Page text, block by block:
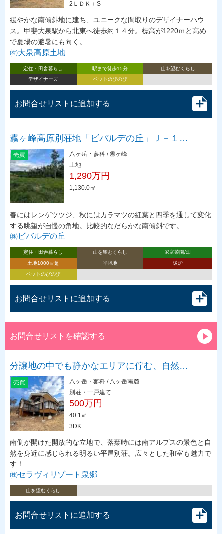
2ＬＤＫ＋S
緩やかな南傾斜地に建ち、ユニークな間取りのデザイナーハウ
ス。甲斐大泉駅から北東へ徒歩約１４分。標高が1220ｍと高め
で夏場の避暑にも向く。
㈲大泉高原土地
定住・田舎暮らし 駅まで徒歩15分
山を望むくらし
デザイナーズ
ペットのびのび
お問合せリストに追加する
霧ヶ峰高原別荘地「ビバルデの丘」Ｊ－１…
売買
八ヶ岳・蓼科 / 霧ヶ峰
土地
1,290万円
1,130.0㎡
-
春にはレンゲツツジ、秋にはカラマツの紅葉と四季を通して変化
する眺望が自慢の角地。比較的なだらかな南傾斜です。
㈱ビバルデの丘
定住・田舎暮らし 山を望むくらし
家庭菜園/畑
土地1000㎡超
平坦地
暖炉
ペットのびのび
お問合せリストに追加する
お問合せリストを確認する
分譲地の中でも静かなエリアに佇む、自然…
売買
八ヶ岳・蓼科 / 八ヶ岳南麓
別荘・一戸建て
500万円
40.1㎡
3DK
南側が開けた開放的な立地で、落葉時には南アルプスの景色と自
然を身近に感じられる明るい平屋別荘。広々とした和室も魅力で
す！
㈱セラヴィリゾート泉郷
山を望むくらし
お問合せリストに追加する